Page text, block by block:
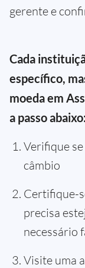
gerente e
Cada
específico,
moeda em
a passo abaixo:
Verifique
câmbio
Certifique-
precisa
necessário
Visite uma